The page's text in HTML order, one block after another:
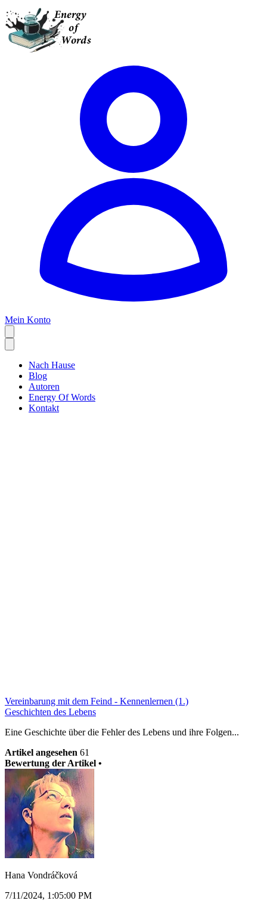
Mein Konto
Nach Hause
Blog
Autoren
Energy Of Words
Kontakt
Vereinbarung mit dem Feind - Kennenlernen (1.)
Geschichten des Lebens
Eine Geschichte über die Fehler des Lebens und ihre Folgen...
Artikel angesehen 61
Bewertung der Artikel •
Hana Vondráčková
7/11/2024, 1:05:00 PM